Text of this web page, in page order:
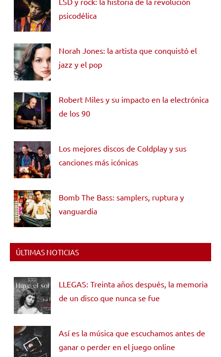
psicodélica
Norah Jones: la artista que conquistó el
jazz y el pop
Robert Miles y su impacto en la electrónica
de los 90
Los mejores discos de Coldplay y sus
canciones más icónicas
Bomb The Bass: samplers, ruptura y
vanguardia
ÚLTIMAS NOTICIAS
LLEGAS: Treinta años después, la memoria
de un disco que nunca se fue
Así es la música que escuchamos antes de
ganar o perder en el juego online